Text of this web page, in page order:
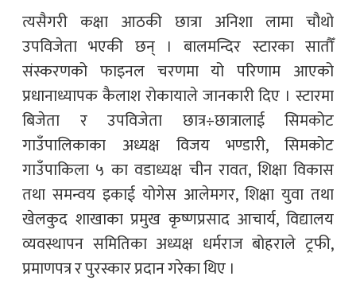
त्यसैगरी कक्षा आठकी छात्रा अनिशा लामा चौथो
उपविजेता भएकी छन् । बालमन्दिर स्टारका सातौँ
संस्करणको फाइनल चरणमा यो परिणाम आएको
प्रधानाध्यापक कैलाश रोकायाले जानकारी दिए । स्टारमा
बिजेता र उपविजेता छात्र÷छात्रालाई सिमकोट
गाउँपालिकाका अध्यक्ष विजय भण्डारी, सिमकोट
गाउँपाकिला ५ का वडाध्यक्ष चीन रावत, शिक्षा विकास
तथा समन्वय इकाई योगेस आलेमगर, शिक्षा युवा तथा
खेलकुद शाखाका प्रमुख कृष्णप्रसाद आचार्य, विद्यालय
व्यवस्थापन समितिका अध्यक्ष धर्मराज बोहराले ट्रफी,
प्रमाणपत्र र पुरस्कार प्रदान गरेका थिए ।